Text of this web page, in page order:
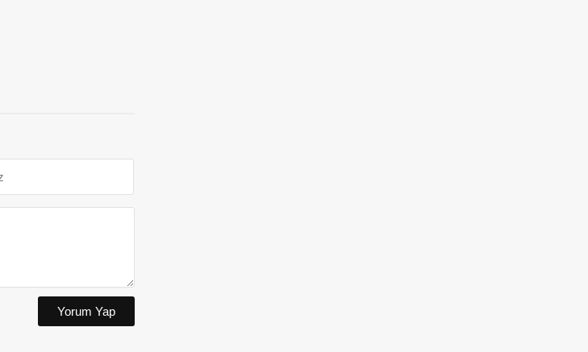
Yorum Yap